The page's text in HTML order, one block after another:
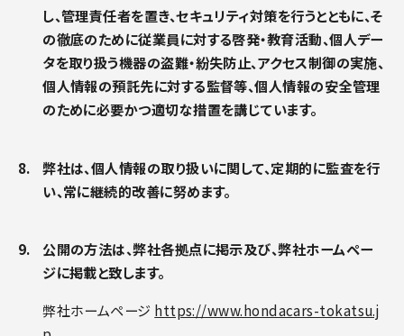
し、管理責任者を置き、セキュリティ対策を行うとともに、そ
の徹底のために従業員に対する啓発・教育活動、個人デー
タを取り扱う機器の盗難・紛失防止、アクセス制御の実施、
個人情報の預託先に対する監督等、個人情報の安全管理
のために必要かつ適切な措置を講じています。
弊社は、個人情報の取り扱いに関して、定期的に監査を行
い、常に継続的改善に努めます。
公開の方法は、弊社各拠点に掲示及び、弊社ホームペー
ジに掲載と致します。
弊社ホームページ https://www.hondacars-tokatsu.j